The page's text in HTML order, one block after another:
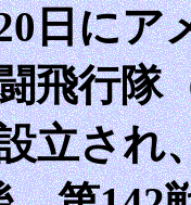
日にア
飛行隊
立され